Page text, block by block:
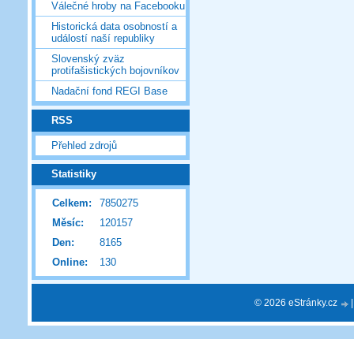
Válečné hroby na Facebooku
Historická data osobností a
událostí naší republiky
Slovenský zväz
protifašistických bojovníkov
Nadační fond REGI Base
RSS
Přehled zdrojů
Statistiky
Online: 130
Celkem:
7850275
Měsíc:
120157
Den:
8165
© 2026 eStránky.cz